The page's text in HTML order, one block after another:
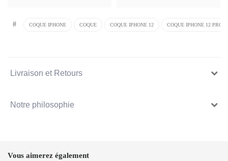
# COQUE IPHONE COQUE COQUE IPHONE 12 COQUE IPHONE 12 PRO
Livraison et Retours
Notre philosophie
Vous aimerez également